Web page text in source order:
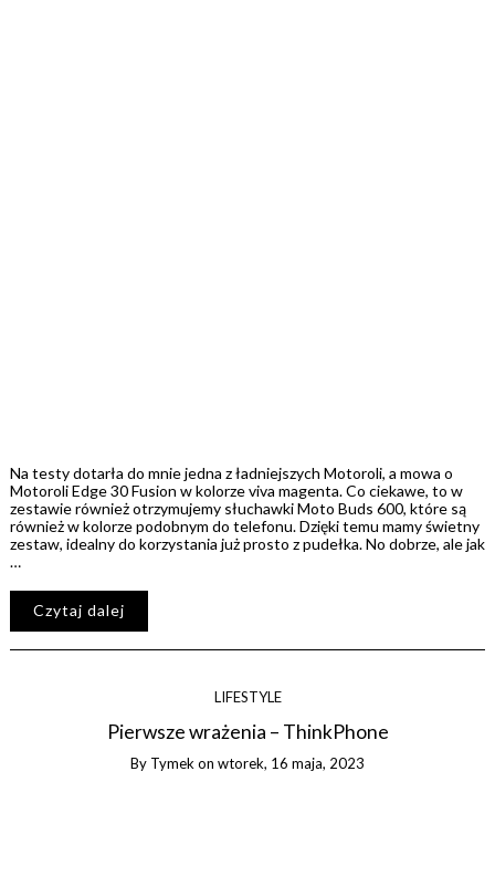
Na testy dotarła do mnie jedna z ładniejszych Motoroli, a mowa o
Motoroli Edge 30 Fusion w kolorze viva magenta. Co ciekawe, to w
zestawie również otrzymujemy słuchawki Moto Buds 600, które są
również w kolorze podobnym do telefonu. Dzięki temu mamy świetny
zestaw, idealny do korzystania już prosto z pudełka. No dobrze, ale jak
…
Czytaj dalej
LIFESTYLE
Pierwsze wrażenia – ThinkPhone
By Tymek on wtorek, 16 maja, 2023